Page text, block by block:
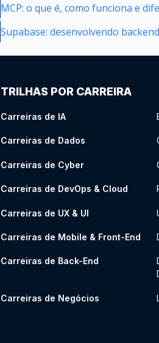
MCP: o que é, como funciona e
Supabase: desenvolvendo
TRILHAS POR CARREIRA
Carreiras de IA
Carreiras de Dados
Carreiras de Cyber
Carreiras de DevOps & Cloud
Carreiras de UX & UI
Carreiras de Mobile & Front-End
Carreiras de Back-End
Carreiras de Negócios